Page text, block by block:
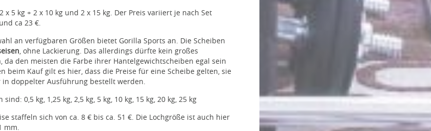
x 5 kg + 2 x 10 kg und 2 x 15 kg. Der Preis variiert je nach Set
ca 23 €.
an verfügbaren Größen bietet Gorilla Sports an. Die Scheiben
, ohne Lackierung. Das allerdings dürfte kein großes
da den meisten die Farbe ihrer Hantelgewichtscheiben egal sein
beim Kauf gilt es hier, dass die Preise für eine Scheibe gelten, sie
doppelter Ausführung bestellt werden.
0,5 kg, 1,25 kg, 2,5 kg, 5 kg, 10 kg, 15 kg, 20 kg, 25 kg
staffeln sich von ca. 8 € bis ca. 51 €. Die Lochgröße ist auch hier
mm.